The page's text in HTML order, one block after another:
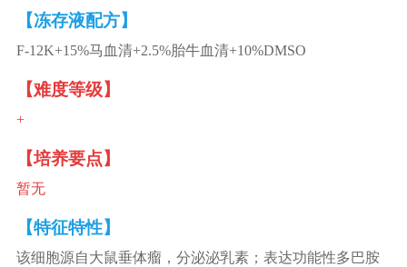
【冻存液配方】
F-12K+15%马血清+2.5%胎牛血清+10%DMSO
【难度等级】
+
【培养要点】
暂无
【特征特性】
该细胞源自大鼠垂体瘤，分泌泌乳素；表达功能性多巴胺